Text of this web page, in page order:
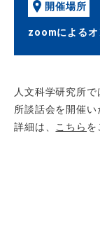
開催場所
zoomによる
人文科学研究所
所談話会を開催い
詳細は、 こちら を